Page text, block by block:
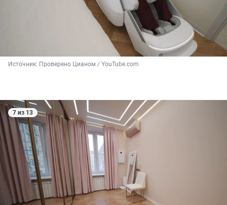
Источник: Проверено Цианом / YouTube.com
7 из 13